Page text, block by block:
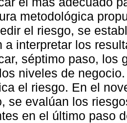
metodológica
el riesgo, se
a interpretar los
séptimo paso, los
niveles de
el riesgo. En el
se evalúan los
en el último paso